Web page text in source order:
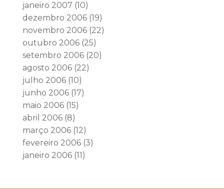
janeiro 2007 (10)
dezembro 2006(19)
novembro 2006(22)
outubro 2006(25)
setembro 2006(20)
agosto 2006(22)
julho 2006(10)
junho 2006(17)
maio 2006(15)
abril 2006(8)
março 2006(12)
fevereiro 2006(3)
janeiro 2006(11)